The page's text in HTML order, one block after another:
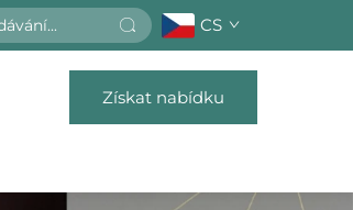
CS
Získat nabídku